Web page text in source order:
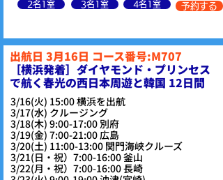
2名1室 3名1室 4名1室 予約する
出航日 3月16日 コース番号:M707
​［横浜発着］ダイヤモンド・プリンセス
で航く春光の西日本周遊と韓国 12日間
3/16(火) 15:00 横浜を出航
3/17(水) クルージング
3/18(木) 9:00-17:00 別府
3/19(金) 7:00-21:00 広島
3/20(土) 11:00-13:00 関門海峡クルーズ
3/21(日・祝）7:00-16:00 釜山
3/22(月・祝）7:00-16:00 長崎